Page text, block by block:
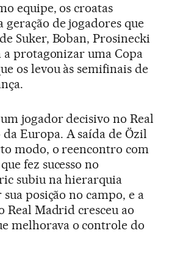
equipe, os croatas
de jogadores que
Suker, Boban, Prosinecki
a protagonizar uma Copa
os levou às semifinais de
jogador decisivo no Real
Europa. A saída de Özil
modo, o reencontro com
fez sucesso no
subiu na hierarquia
posição no campo, e a
Real Madrid cresceu ao
melhorava o controle do